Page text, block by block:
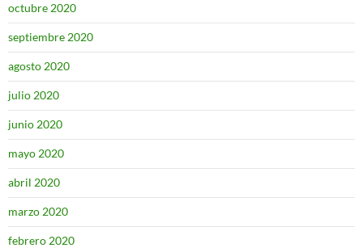
octubre 2020
septiembre 2020
agosto 2020
julio 2020
junio 2020
mayo 2020
abril 2020
marzo 2020
febrero 2020